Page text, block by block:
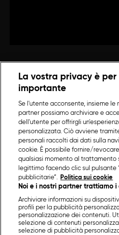
La vostra privacy è
importante
Se l'utente acconsente, insieme le
partner possiamo archiviare e
dell'utente per offrirgli
personalizzata. Ciò avviene
personali raccolti dai dati sulla
cookie. È possibile fornire/
qualsiasi momento al trattamento
legittimo facendo clic sul pulsante
pubblicitarie”.
Politica sui cookie
Noi e i nostri partner trattiamo
Archiviare informazioni su
profili per la pubblicità
personalizzazione dei contenuti.
selezione di contenuti
selezione di pubblicità